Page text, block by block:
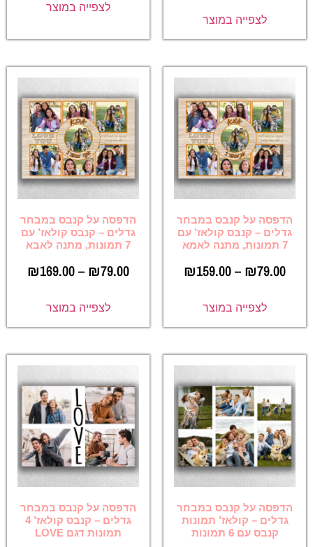
לצפייה במוצר
לצפייה במוצר
הדפסה על קנבס במבחר
גדלים – קנבס קולאז’ עם
7 תמונות, מתנה לאמא
₪79.00
–
₪159.00
לצפייה במוצר
הדפסה על קנבס במבחר
גדלים – קנבס קולאז’ עם
7 תמונות, מתנה לאבא
₪79.00
–
₪169.00
לצפייה במוצר
הדפסה על קנבס במבחר
גדלים – קולאז’ תמונות
קנבס עם 6 תמונות
הדפסה על קנבס במבחר
גדלים – קנבס קולאז’ 4
תמונות דגם LOVE